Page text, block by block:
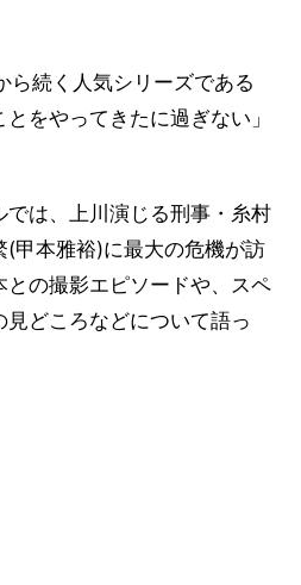
ら続く人気シリーズである
をやってきたに過ぎない」
は、上川演じる刑事・糸村
甲本雅裕)に最大の危機が訪
の撮影エピソードや、スペ
どころなどについて語っ